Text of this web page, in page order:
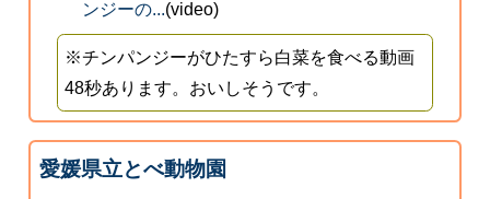
ンジーの...(video)
※チンパンジーがひたすら白菜を食べる動画
48秒あります。おいしそうです。
愛媛県立とべ動物園